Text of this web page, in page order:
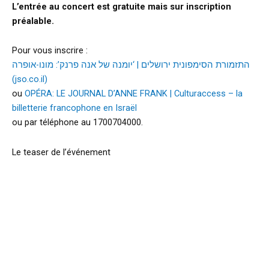
L’entrée au concert est gratuite mais sur inscription
préalable.
Pour vous inscrire :
התזמורת הסימפונית ירושלים | ‘יומנה של אנה פרנק’: מונו-אופרה
(jso.co.il)
ou OPÉRA: LE JOURNAL D’ANNE FRANK | Culturaccess – la
billetterie francophone en Israël
ou par téléphone au 1700704000.
Le teaser de l’événement